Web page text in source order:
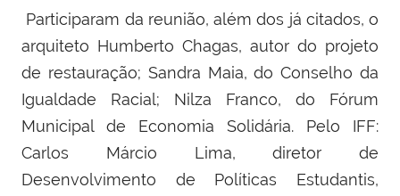
Participaram da reunião, além dos já citados, o
arquiteto Humberto Chagas, autor do projeto
de restauração; Sandra Maia, do Conselho da
Igualdade Racial; Nilza Franco, do Fórum
Municipal de Economia Solidária. Pelo IFF:
Carlos Márcio Lima, diretor de
Desenvolvimento de Políticas Estudantis,